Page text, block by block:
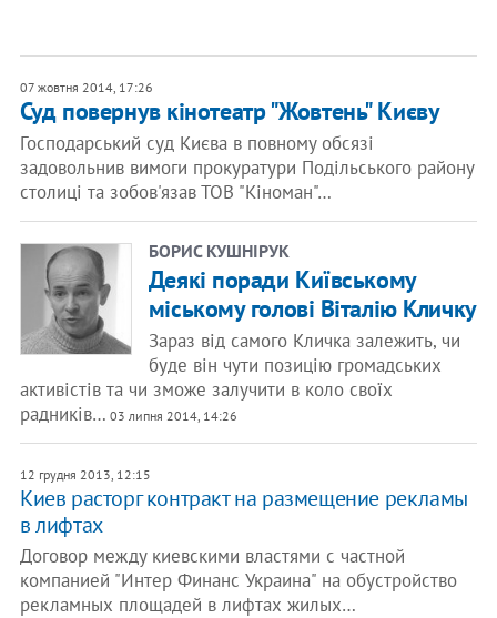
07 жовтня 2014, 17:26
Суд повернув кінотеатр "Жовтень" Києву
Господарський суд Києва в повному обсязі
задовольнив вимоги прокуратури Подільського району
столиці та зобов'язав ТОВ "Кіноман"…
БОРИС КУШНІРУК
Деякі поради Київському
міському голові Віталію Кличку
Зараз від самого Кличка залежить, чи
буде він чути позицію громадських
активістів та чи зможе залучити в коло своїх
радників… 03 липня 2014, 14:26
12 грудня 2013, 12:15
Киев расторг контракт на размещение рекламы
в лифтах
Договор между киевскими властями с частной
компанией "Интер Финанс Украина" на обустройство
рекламных площадей в лифтах жилых…